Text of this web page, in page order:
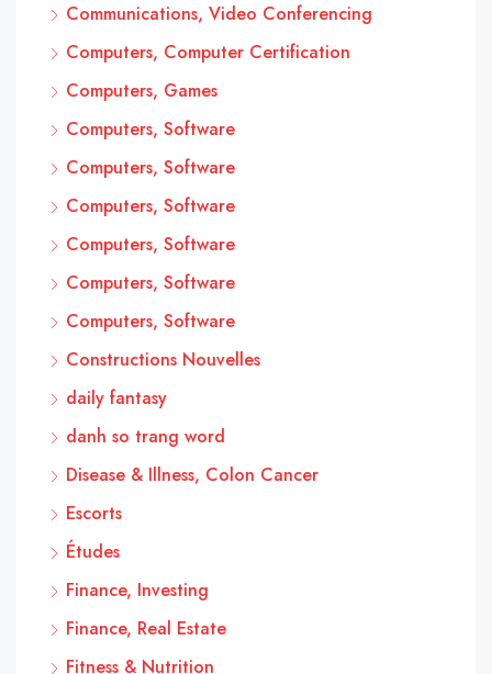
Communications, Video Conferencing
Computers, Computer Certification
Computers, Games
Computers, Software
Computers, Software
Computers, Software
Computers, Software
Computers, Software
Computers, Software
Constructions Nouvelles
daily fantasy
danh so trang word
Disease & Illness, Colon Cancer
Escorts
Études
Finance, Investing
Finance, Real Estate
Fitness & Nutrition